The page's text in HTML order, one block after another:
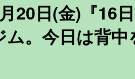
20日(金)『16
ム。今日は背中